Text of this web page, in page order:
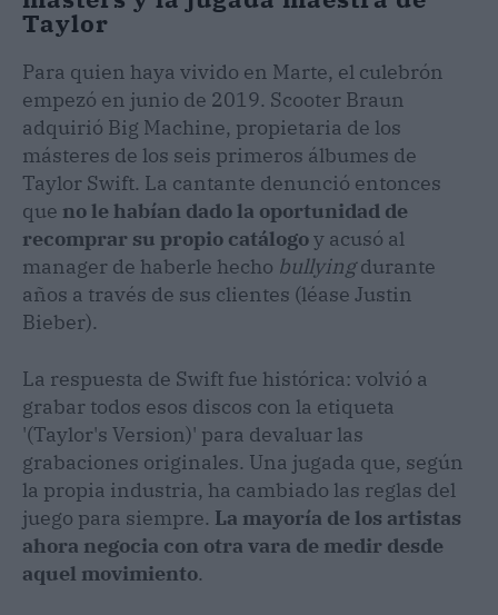
Taylor
Para quien haya vivido en Marte, el culebrón
empezó en junio de 2019. Scooter Braun
adquirió Big Machine, propietaria de los
másteres de los seis primeros álbumes de
Taylor Swift. La cantante denunció entonces
que no le habían dado la oportunidad de
recomprar su propio catálogoy acusó al
manager de haberle hecho bullyingdurante
años a través de sus clientes (léase Justin
Bieber).
La respuesta de Swift fue histórica: volvió a
grabar todos esos discos con la etiqueta
'(Taylor's Version)' para devaluar las
grabaciones originales. Una jugada que, según
la propia industria, ha cambiado las reglas del
juego para siempre. La mayoría de los artistas
ahora negocia con otra vara de medir desde
aquel movimiento.